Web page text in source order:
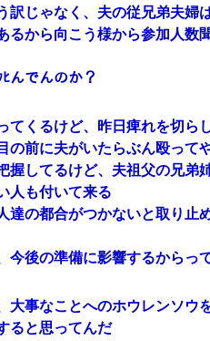
訳じゃなく、夫の従兄弟夫婦
るから向こう様から参加人数
んでんのか？
てくるけど、昨日痺れを切ら
の前に夫がいたらぶん殴って
握してるけど、夫祖父の兄弟
人も付いて来る
達の都合がつかないと取り止
今後の準備に影響するからっ
大事なことへのホウレンソウ
ると思ってんだ